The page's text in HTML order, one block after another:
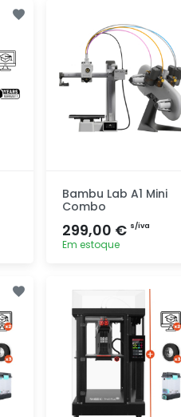
Bambu Lab A1 Mini
Combo
299,00 € s/iva
Em estoque
rapidamente